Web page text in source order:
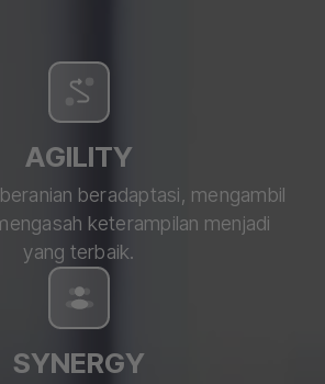
AGILITY
beradaptasi, mengambil
keterampilan menjadi
yang terbaik.
SYNERGY